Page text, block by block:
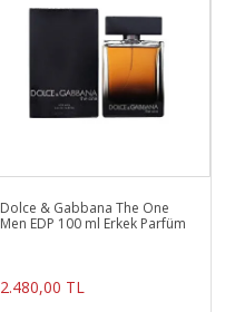
Dolce & Gabbana The One
Men EDP 100 ml Erkek Parfüm
2.480,00 TL